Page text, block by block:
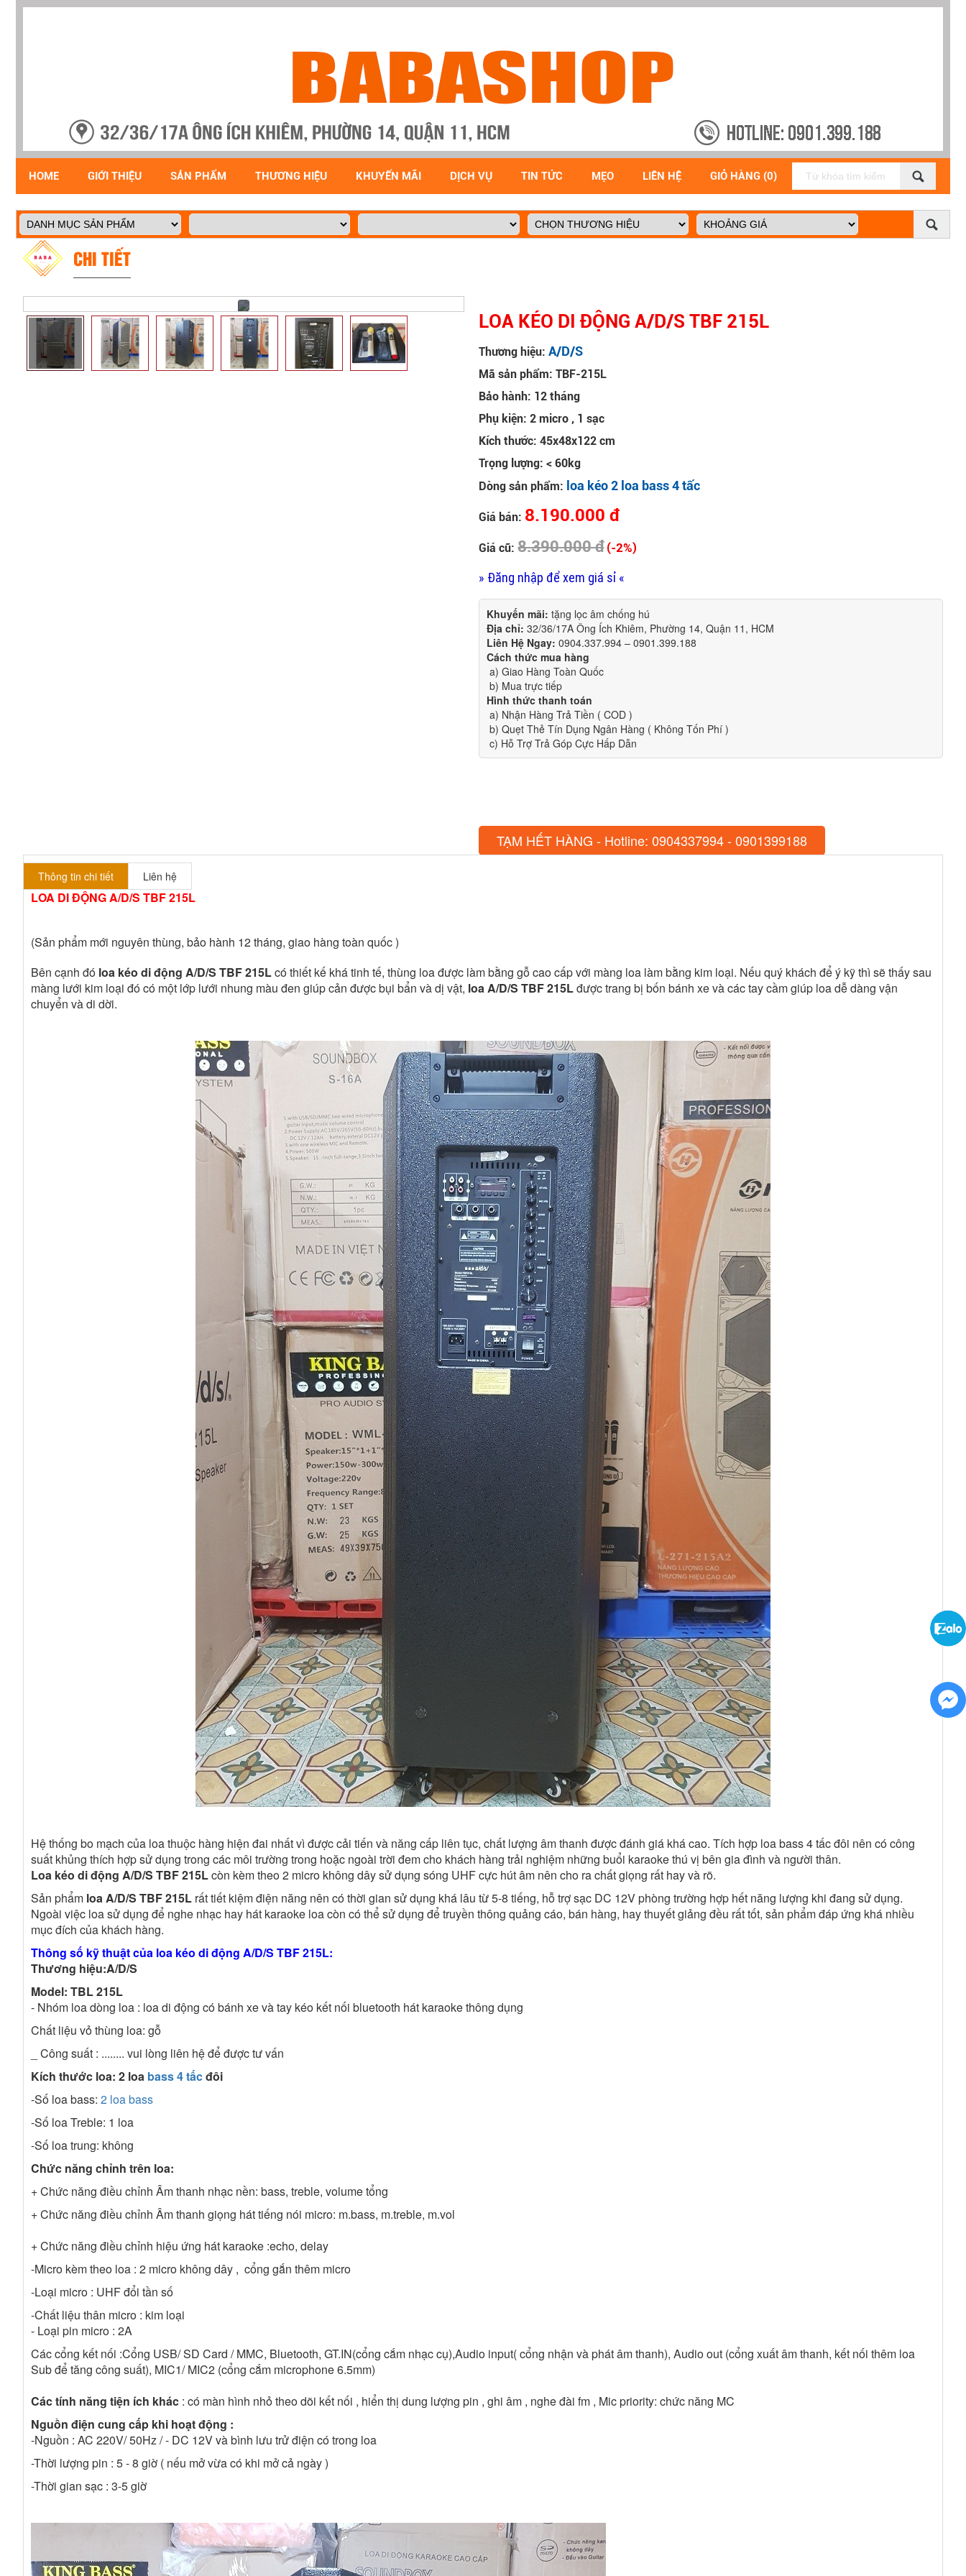
HOME GIỚI THIỆU SẢN PHẨM THƯƠNG HIỆU KHUYẾN MÃI DỊCH VỤ TIN TỨC MẸO LIÊN HỆ GIỎ HÀNG (0)
CHI TIẾT
LOA KÉO DI ĐỘNG A/D/S TBF 215L
Thương hiệu:A/D/S
Mã sản phẩm: TBF-215L
Bảo hành: 12 tháng
Phụ kiện: 2 micro , 1 sạc
Kích thước: 45x48x122 cm
Trọng lượng: < 60kg
Dòng sản phẩm: loa kéo 2 loa bass 4 tấc
Giá bán: 8.190.000 đ
Giá cũ:8.390.000 đ (-2%)
» Đăng nhập để xem giá sỉ «
Khuyến mãi: tặng lọc âm chống hú
Địa chỉ: 32/36/17A Ông Ích Khiêm, Phường 14, Quận 11, HCM
Liên Hệ Ngay: 0904.337.994 – 0901.399.188
Cách thức mua hàng
a) Giao Hàng Toàn Quốc
b) Mua trực tiếp
Hình thức thanh toán
a) Nhận Hàng Trả Tiền ( COD )
b) Quẹt Thẻ Tín Dụng Ngân Hàng ( Không Tốn Phí )
c) Hỗ Trợ Trả Góp Cực Hấp Dẫn
TẠM HẾT HÀNG - Hotline: 0904337994 - 0901399188
Thông tin chi tiết Liên hệ
LOA DI ĐỘNG A/D/S TBF 215L
(Sản phẩm mới nguyên thùng, bảo hành 12 tháng, giao hàng toàn quốc )
Bên cạnh đó loa kéo di động A/D/S TBF 215Lcó thiết kế khá tinh tế, thùng loa được làm bằng gỗ cao cấp với màng loa làm bằng kim loại. Nếu quý khách để ý kỹ thì sẽ thấy sau
màng lưới kim loại đó có một lớp lưới nhung màu đen giúp cản được bụi bẩn và dị vật, loa A/D/S TBF 215Lđược trang bị bốn bánh xe và các tay cầm giúp loa dễ dàng vận
chuyển và di dời.
Hệ thống bo mạch của loa thuộc hàng hiện đai nhất vì được cải tiến và năng cấp liên tục, chất lượng âm thanh được đánh giá khá cao. Tích hợp loa bass 4 tấc đôi nên có công
suất khủng thích hợp sử dụng trong các môi trường trong hoặc ngoài trời đem cho khách hàng trải nghiệm những buổi karaoke thú vị bên gia đình và người thân.
Loa kéo di động A/D/S TBF 215Lcòn kèm theo 2 micro không dây sử dụng sóng UHF cực hút âm nên cho ra chất giọng rất hay và rõ.
Sản phẩm loa A/D/S TBF 215L rất tiết kiệm điện năng nên có thời gian sử dụng khá lâu từ 5-8 tiếng, hỗ trợ sạc DC 12V phòng trường hợp hết năng lượng khi đang sử dụng.
Ngoài việc loa sử dụng để nghe nhạc hay hát karaoke loa còn có thể sử dụng để truyền thông quảng cáo, bán hàng, hay thuyết giảng đều rất tốt, sản phẩm đáp ứng khá nhiều
mục đích của khách hàng.
Thông số kỹ thuật của loa kéo di động A/D/S TBF 215L:
Thương hiệu:A/D/S
Model: TBL215L
- Nhóm loa dòng loa : loa di động có bánh xe và tay kéo kết nối bluetooth hát karaoke thông dụng
Chất liệu vỏ thùng loa: gỗ
_ Công suất : ........ vui lòng liên hệ để được tư vấn
Kích thước loa: 2 loa bass 4 tấcđôi
-Số loa bass: 2 loa bass
-Số loa Treble: 1 loa
-Số loa trung: không
Chức năng chỉnh trên loa:
+ Chức năng điều chỉnh Âm thanh nhạc nền: bass, treble, volume tổng
+ Chức năng điều chỉnh Âm thanh giọng hát tiếng nói micro: m.bass, m.treble, m.vol
+ Chức năng điều chỉnh hiệu ứng hát karaoke :echo, delay
-Micro kèm theo loa : 2 micro không dây , cổng gắn thêm micro
-Loại micro : UHF đổi tần số
-Chất liệu thân micro : kim loại
- Loại pin micro : 2A
Các cổng kết nối :Cổng USB/ SD Card / MMC, Bluetooth, GT.IN(cổng cắm nhạc cụ),Audio input( cổng nhận và phát âm thanh), Audio out (cổng xuất âm thanh, kết nối thêm loa
Sub để tăng công suất), MIC1/ MIC2 (cổng cắm microphone 6.5mm)
Các tính năng tiện ích khác : có màn hình nhỏ theo dõi kết nối , hiển thị dung lượng pin , ghi âm , nghe đài fm , Mic priority: chức năng MC
Nguồn điện cung cấp khi hoạt động :
-Nguồn : AC 220V/ 50Hz / - DC 12V và bình lưu trử điện có trong loa
-Thời lượng pin : 5 - 8 giờ ( nếu mở vừa có khi mở cả ngày )
-Thời gian sạc : 3-5 giờ